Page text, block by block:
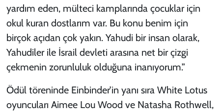
yardım eden, mülteci kamplarında çocuklar için
okul kuran dostlarım var. Bu konu benim için
birçok açıdan çok yakın. Yahudi bir insan olarak,
Yahudiler ile İsrail devleti arasına net bir çizgi
çekmenin zorunluluk olduğuna inanıyorum.”
Ödül töreninde Einbinder’in yanı sıra White Lotus
oyuncuları Aimee Lou Wood ve Natasha Rothwell,